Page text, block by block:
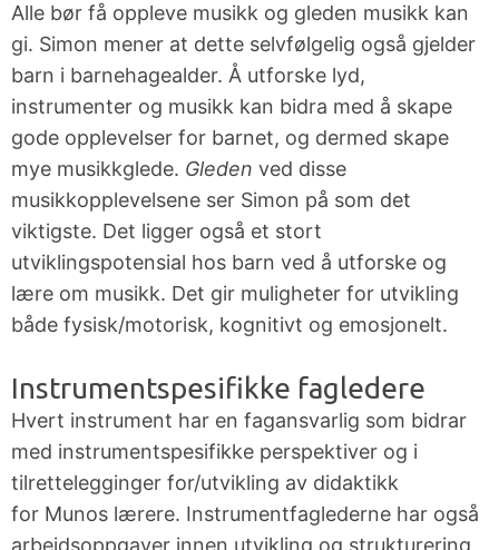
Alle bør få oppleve musikk og gleden musikk kan
gi. Simon mener at dette selvfølgelig også gjelder
barn i barnehagealder. Å utforske lyd,
instrumenter og musikk kan bidra med å skape
gode opplevelser for barnet, og dermed skape
mye musikkglede. Gleden ved disse
musikkopplevelsene ser Simon på som det
viktigste. Det ligger også et stort
utviklingspotensial hos barn ved å utforske og
lære om musikk. Det gir muligheter for utvikling
både fysisk/motorisk, kognitivt og emosjonelt.
Instrumentspesifikke fagledere
Hvert instrument har en fagansvarlig som bidrar
med instrumentspesifikke perspektiver og i
tilrettelegginger for/utvikling av didaktikk
for Munos lærere. Instrumentfaglederne har også
arbeidsoppgaver innen utvikling og strukturering